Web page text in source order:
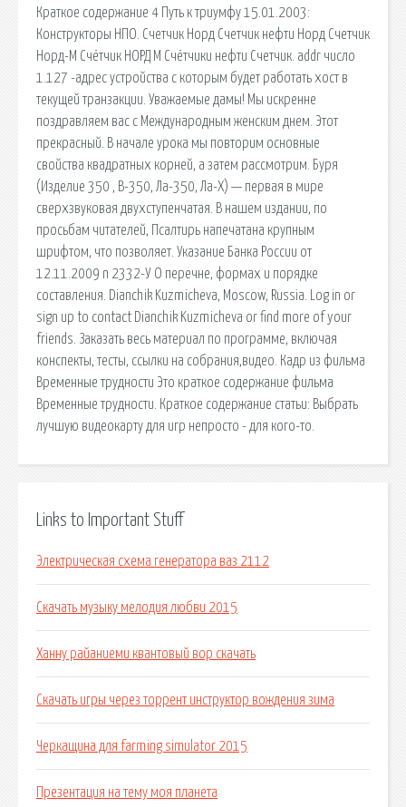
Краткое содержание 4 Путь к триумфу 15.01.2003:
Конструкторы НПО. Счетчик Норд Счетчик нефти Норд Счетчик
Норд-М Счётчик НОРД М Счётчики нефти Счетчик. addr число
1.127 -адрес устройства с которым будет работать хост в
текущей транзакции. Уважаемые дамы! Мы искренне
поздравляем вас с Международным женским днем. Этот
прекрасный. В начале урока мы повторим основные
свойства квадратных корней, а затем рассмотрим. Буря
(Изделие 350 , В-350, Ла-350, Ла-Х) — первая в мире
сверхзвуковая двухступенчатая. В нашем издании, по
просьбам читателей, Псалтирь напечатана крупным
шрифтом, что позволяет. Указание Банка России от
12.11.2009 n 2332-У О перечне, формах и порядке
составления. Dianchik Kuzmicheva, Moscow, Russia. Log in or
sign up to contact Dianchik Kuzmicheva or find more of your
friends. Заказать весь материал по программе, включая
конспекты, тесты, ссылки на собрания,видео. Кадр из фильма
Временные трудности Это краткое содержание фильма
Временные трудности. Краткое содержание статьи: Выбрать
лучшую видеокарту для игр непросто - для кого-то.
Links to Important Stuff
Электрическая схема генератора ваз 2112
Скачать музыку мелодия любви 2015
Ханну райаниеми квантовый вор скачать
Скачать игры через торрент инструктор вождения зима
Черкащина для farming simulator 2015
Презентация на тему моя планета